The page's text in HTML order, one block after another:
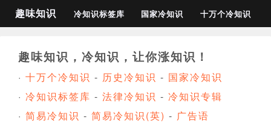
趣味知识 冷知识标签库 国家冷知识 十万个冷知识
趣味知识，冷知识，让你涨知识！
· 十万个冷知识 - 历史冷知识 - 国家冷知识
· 冷知识标签库 - 法律冷知识 - 冷知识专辑
· 简易冷知识 - 简易冷知识(英) - 广告语